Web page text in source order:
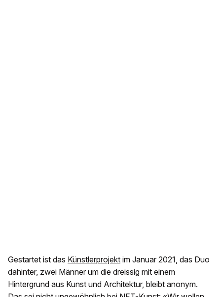
Gestartet ist das Künstlerprojekt im Januar 2021, das Duo
dahinter, zwei Männer um die dreissig mit einem
Hintergrund aus Kunst und Architektur, bleibt anonym.